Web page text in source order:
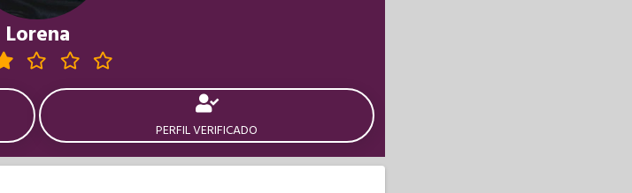
Lorena
PERFIL VERIFICADO